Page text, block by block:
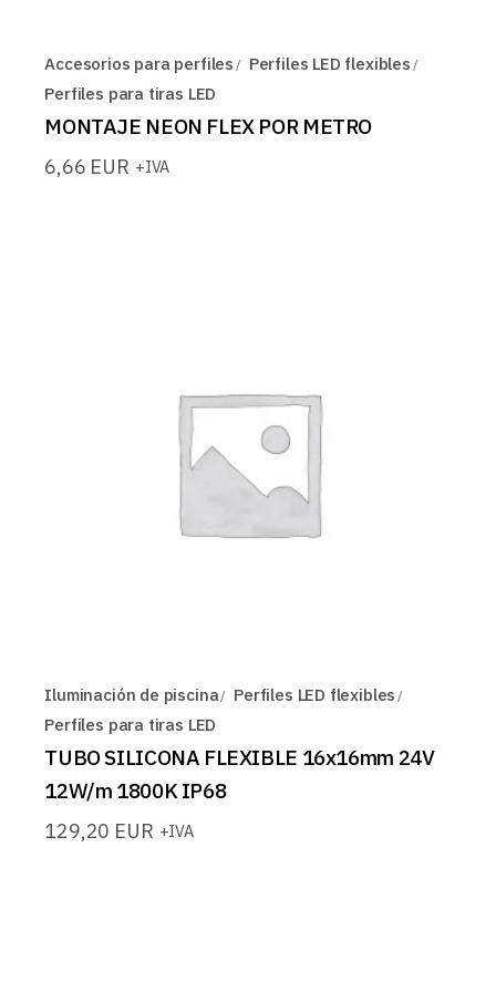
Accesorios para perfiles
Perfiles LED flexibles
Perfiles para tiras LED
MONTAJE NEON FLEX POR METRO
6,66 EUR +IVA
Iluminación de piscina
Perfiles LED flexibles
Perfiles para tiras LED
TUBO SILICONA FLEXIBLE 16x16mm 24V
12W/m 1800K IP68
129,20 EUR +IVA